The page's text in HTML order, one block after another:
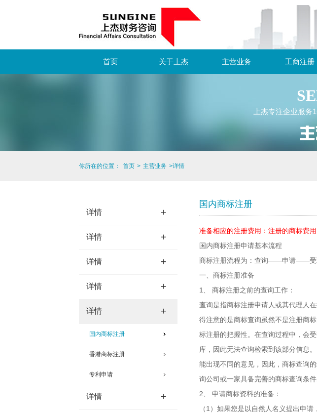
首页 关于上杰 主营业务 工商注册
上杰专注企业服
你所在的位置： 首页 > 主营业务 >详情
详情 +
详情 +
详情 +
详情 +
详情 +
国内商标注册
香港商标注册
专利申请
详情 +
国内商标注册
准备相应的注册费用：注册的商标费用
国内商标注册申请基本流程
商标注册流程为：查询——申请——
一、商标注册准备
1、 商标注册之前的查询工作：
查询是指商标注册申请人或其代理人
得注意的是商标查询虽然不是注册商
标注册的把握性。在查询过程中，会
库，因此无法查询检索到该部分信息
能出现不同的意见，因此，商标查询
询公司或一家具备完善的商标查询条
2、 申请商标资料的准备：
（1）如果您是以自然人名义提出申